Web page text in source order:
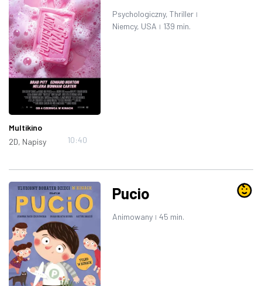
Psychologiczny, Thriller |
Niemcy, USA | 139 min.
Multikino
2D, Napisy
10:40
Pucio
Animowany | 45 min.